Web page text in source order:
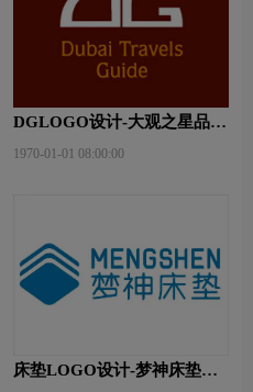
DGLOGO设计-大观之星品牌
1970-01-01 08:00:00
床垫LOGO设计-梦神床垫品